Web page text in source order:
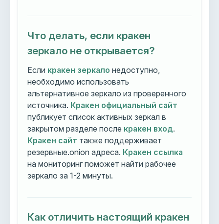
Что делать, если кракен
зеркало не открывается?
Если кракен зеркало недоступно,
необходимо использовать
альтернативное зеркало из проверенного
источника. Кракен официальный сайт
публикует список активных зеркал в
закрытом разделе после кракен вход.
Кракен сайт также поддерживает
резервные.onion адреса. Кракен ссылка
на мониторинг поможет найти рабочее
зеркало за 1-2 минуты.
Как отличить настоящий кракен